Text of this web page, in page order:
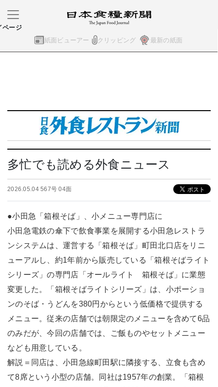
紙面ビューアー クリッピング 最新の紙面
ページ
多忙でも読める外食ニュース
2026.05.04 567号 04面
●小田急「箱根そば」、小メニュー専門店に
小田急電鉄の傘下で飲食事業を展開する小田急レストラ
ンシステムは、運営する「箱根そば」町田北口店をリニ
ューアルし、約1年前から販売している「箱根そばライト
シリーズ」の専門店「オールライト 箱根そば」に業態
変更した。「箱根そばライトシリーズ」は、小ポーショ
ンのそば・うどんを380円からという低価格で提供する
メニュー。従来の店舗では朝限定のメニューを含めて6品
のみだが、今回の店舗では、ご飯ものやセットメニュー
なども用意している。
解説＝同店は、小田急線町田駅に隣接する、立食も含め
て8席という小型の店舗。同社は1957年の創業。「箱根